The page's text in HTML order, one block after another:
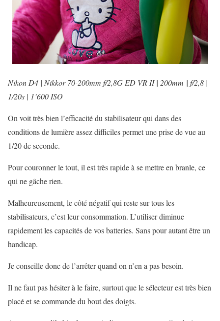
Nikon D4 | Nikkor 70-200mm f/2,8G ED VR II | 200mm | f/2,8 |
1/20s | 1’600 ISO
On voit très bien l’efficacité du stabilisateur qui dans des
conditions de lumière assez difficiles permet une prise de vue au
1/20 de seconde.
Pour couronner le tout, il est très rapide à se mettre en branle, ce
qui ne gâche rien.
Malheureusement, le côté négatif qui reste sur tous les
stabilisateurs, c’est leur consommation. L’utiliser diminue
rapidement les capacités de vos batteries. Sans pour autant être un
handicap.
Je conseille donc de l’arrêter quand on n’en a pas besoin.
Il ne faut pas hésiter à le faire, surtout que le sélecteur est très bien
placé et se commande du bout des doigts.